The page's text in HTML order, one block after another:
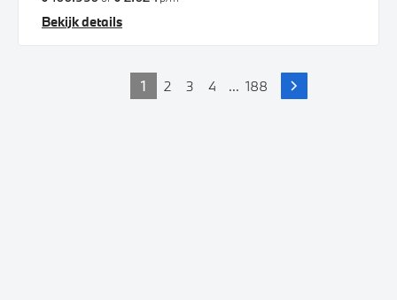
Bekijk details
1 2 3 4 ... 188